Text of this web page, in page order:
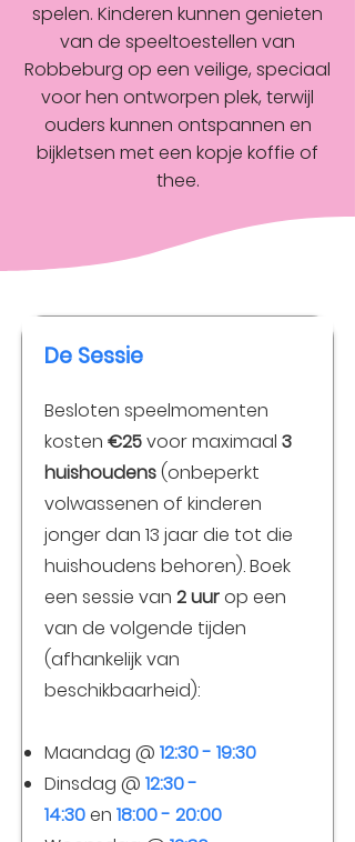
spelen. Kinderen kunnen genieten
van de speeltoestellen van
Robbeburg op een veilige, speciaal
voor hen ontworpen plek, terwijl
ouders kunnen ontspannen en
bijkletsen met een kopje koffie of
thee.
De Sessie
Besloten speelmomenten
kosten €25voor maximaal 3
huishoudens(onbeperkt
volwassenen of kinderen
jonger dan 13 jaar die tot die
huishoudens behoren). Boek
een sessie van 2 uurop een
van de volgende tijden
(afhankelijk van
beschikbaarheid):
Maandag @ 12:30 - 19:30
Dinsdag @ 12:30 -
14:30en 18:00 - 20:00